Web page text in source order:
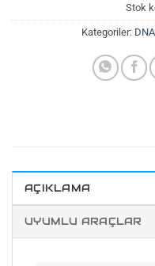
Stok
Kategoriler:
AÇIKLAMA
UYUMLU ARAÇLAR